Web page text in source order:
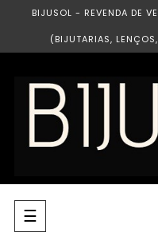
BIJUSOL - REVENDA DE
(BIJUTARIAS,
Toggle
navigation
☰